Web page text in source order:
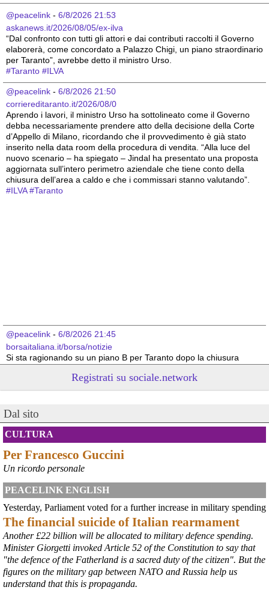
@peacelink - 6/8/2026 21:53
askanews.it/2026/08/05/ex-ilva
“Dal confronto con tutti gli attori e dai contributi raccolti il Governo
elaborerà, come concordato a Palazzo Chigi, un piano straordinario
per Taranto”, avrebbe detto il ministro Urso.
#Taranto #ILVA
@peacelink - 6/8/2026 21:50
corriereditaranto.it/2026/08/0
Aprendo i lavori, il ministro Urso ha sottolineato come il Governo
debba necessariamente prendere atto della decisione della Corte
d’Appello di Milano, ricordando che il provvedimento è già stato
inserito nella data room della procedura di vendita. “Alla luce del
nuovo scenario – ha spiegato – Jindal ha presentato una proposta
aggiornata sull’intero perimetro aziendale che tiene conto della
chiusura dell’area a caldo e che i commissari stanno valutando”.
#ILVA #Taranto
@peacelink - 6/8/2026 21:45
borsaitaliana.it/borsa/notizie
Si sta ragionando su un piano B per Taranto dopo la chiusura
cronachetarantine.it/index.php
il Governo ha manifestato l’intenzione di predisporre un
provvedimento straordinario per attenuare le conseguenze
economiche e sociali della prevista fermata dell’area a caldo e ha
chiesto alle rappresentanze del territorio di formulare proposte
concrete per definirne i contenuti. Casartigiani valuta positivamente
#ILVA #Taranto
Registrati su sociale.network
Dal sito
CULTURA
Per Francesco Guccini
Un ricordo personale
PEACELINK ENGLISH
Yesterday, Parliament voted for a further increase in military spending
The financial suicide of Italian rearmament
Another £22 billion will be allocated to military defence spending.
Minister Giorgetti invoked Article 52 of the Constitution to say that
"the defence of the Fatherland is a sacred duty of the citizen". But the
figures on the military gap between NATO and Russia help us
understand that this is propaganda.